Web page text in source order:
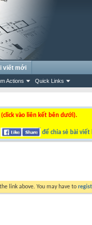
Actions Quick Links
viết mới
vào liên kết bên dưới).
để chia sẻ bài viết
link above. You may have to